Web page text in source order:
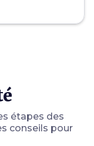
étapes des
conseils pour